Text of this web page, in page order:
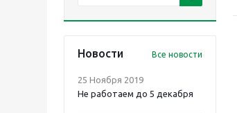
Новости Все новости
25 Ноября 2019
Не работаем до 5 декабря